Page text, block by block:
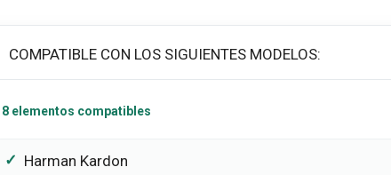
COMPATIBLE CON LOS SIGUIENTES MODELOS:
8 elementos compatibles
Harman Kardon